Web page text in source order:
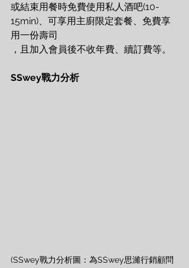
或結束用餐時免費使用私人酒吧(10-
15min)、可享用主廚限定套餐、免費享
用一份壽司
，且加入會員後不收年費、續訂費等。
SSwey戰力分析
(SSwey戰力分析圖：為SSwey思濰行銷顧問